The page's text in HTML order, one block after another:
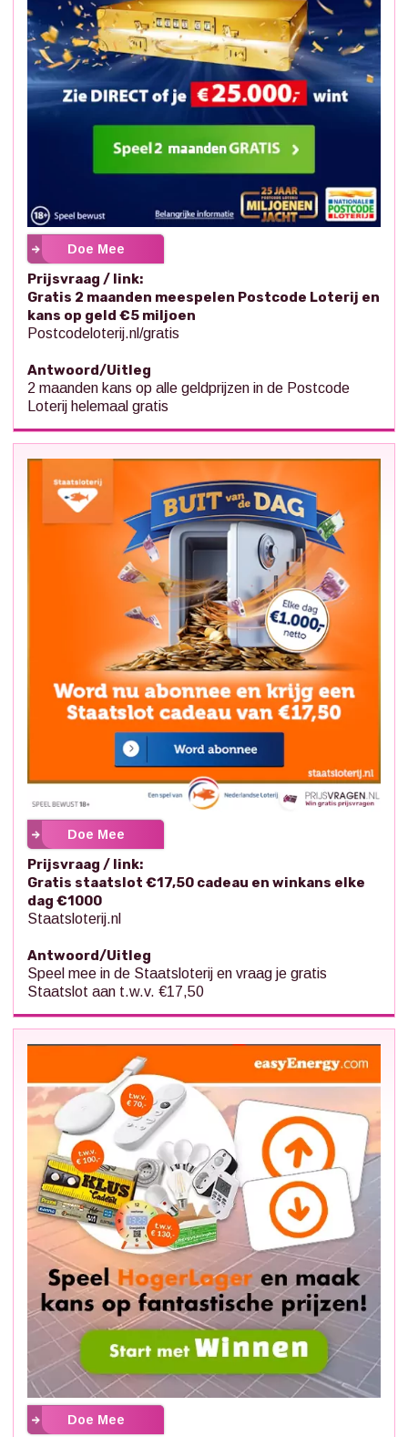
Doe Mee
Prijsvraag / link:
Gratis 2 maanden meespelen Postcode Loterij en
kans op geld €5 miljoen
Postcodeloterij.nl/gratis
Antwoord/Uitleg
2 maanden kans op alle geldprijzen in de Postcode
Loterij helemaal gratis
Doe Mee
Prijsvraag / link:
Gratis staatslot €17,50 cadeau en winkans elke
dag €1000
Staatsloterij.nl
Antwoord/Uitleg
Speel mee in de Staatsloterij en vraag je gratis
Staatslot aan t.w.v. €17,50
Doe Mee